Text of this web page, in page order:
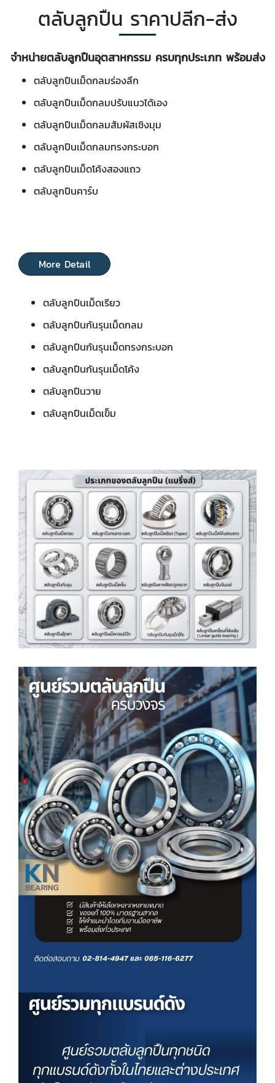
ตลับลูกปืน ราคาปลีก-ส่ง
จำหน่ายตลับลูกปืนอุตสาหกรรม ครบทุกประเภท พร้อมส่ง
ตลับลูกปืนเม็ดกลมร่องลึก
ตลับลูกปืนเม็ดกลมปรับแนวได้เอง
ตลับลูกปืนเม็ดกลมสัมผัสเชิงมุม
ตลับลูกปืนเม็ดกลมทรงกระบอก
ตลับลูกปืนเม็ดโค้งสองแถว
ตลับลูกปืนคาร์บ
More Detail
ตลับลูกปืนเม็ดเรียว
ตลับลูกปืนกันรุนเม็ดกลม
ตลับลูกปืนกันรุนเม็ดทรงกระบอก
ตลับลูกปืนกันรุนเม็ดโค้ง
ตลับลูกปืนวาย
ตลับลูกปืนเม็ดเข็ม